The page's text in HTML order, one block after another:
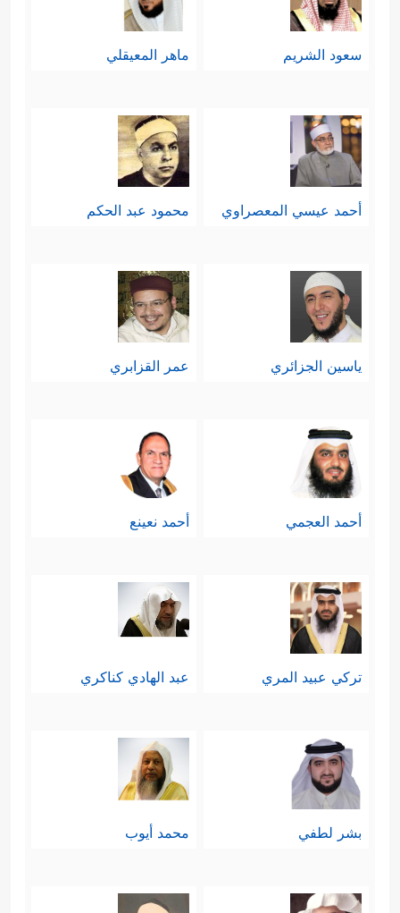
سعود الشريم ماهر المعيقلي
أحمد عيسي المعصراوي محمود عبد الحكم
ياسين الجزائري عمر القزابري
أحمد العجمي أحمد نعينع
تركي عبيد المري عبد الهادي كناكري
بشر لطفي محمد أيوب